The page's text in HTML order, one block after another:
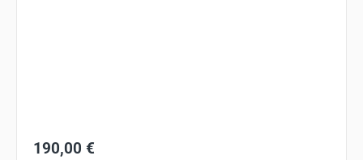
Regulärer Preis:
190,00 €